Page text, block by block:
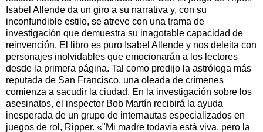
Isabel Allende da un giro a su narrativa y, con su
inconfundible estilo, se atreve con una trama de
investigación que demuestra su inagotable capacidad de
reinvención. El libro es puro Isabel Allende y nos deleita con
personajes inolvidables que emocionarán a los lectores
desde la primera página. Tal como predijo la astróloga más
reputada de San Francisco, una oleada de crímenes
comienza a sacudir la ciudad. En la investigación sobre los
asesinatos, el inspector Bob Martín recibirá la ayuda
inesperada de un grupo de internautas especializados en
juegos de rol, Ripper. «"Mi madre todavía está viva, pero la